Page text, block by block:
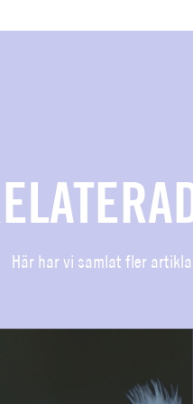
Här har vi samlat fler